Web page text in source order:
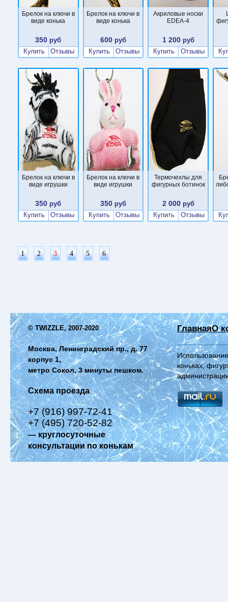
Брелок на ключи в
виде конька
350 руб
Купить
Отзывы
Брелок на ключи в
виде конька
600 руб
Купить
Отзывы
Акриловые носки
EDEA-4
1 200руб
Купить
Отзывы
Брелок на ключи в
виде игрушки
350 руб
Купить
Отзывы
Брелок на ключи в
виде игрушки
350 руб
Купить
Отзывы
Термочехлы для
фигурных ботинок
2 000руб
Купить
Отзывы
1 2 3 4 5 6
© TWIZZLE, 2007-2020
Москва, Ленинградский пр., д. 77
корпус 1,
метро Сокол, 3 минуты пешком.
Схема проезда
+7 (916) 997-72-41
+7 (495) 720-52-82
— круглосуточные
консультации по конькам
ГлавнаяО
коньках,